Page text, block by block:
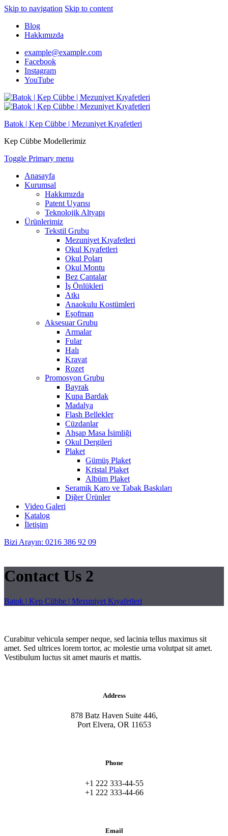
Skip to navigation Skip to content
Blog
Hakkımızda
example@example.com
Facebook
Instagram
YouTube
Batok | Kep Cübbe | Mezuniyet Kıyafetleri
Kep Cübbe Modellerimiz
Toggle Primary menu
Anasayfa
Kurumsal
Hakkımızda
Patent Uyarısı
Teknolojik Altyapı
Ürünlerimiz
Tekstil Grubu
Mezuniyet Kıyafetleri
Okul Kıyafetleri
Okul Poları
Okul Montu
Bez Çantalar
İş Önlükleri
Atkı
Anaokulu Kostümleri
Eşofman
Aksesuar Grubu
Armalar
Fular
Halı
Kravat
Rozet
Promosyon Grubu
Bayrak
Kupa Bardak
Madalya
Flash Bellekler
Cüzdanlar
Ahşap Masa İsimliği
Okul Dergileri
Plaket
Gümüş Plaket
Kristal Plaket
Albüm Plaket
Seramik Karo ve Tabak Baskıları
Diğer Ürünler
Video Galeri
Katalog
İletişim
Bizi Arayın: 0216 386 92 09
Contact Us 2
Batok | Kep Cübbe | Mezuniyet Kıyafetleri
Curabitur vehicula semper neque, sed lacinia tellus maximus sit
amet. Sed ultrices lorem tortor, ac molestie urna volutpat sit amet.
Vestibulum luctus sit amet mauris et mattis.
Address
878 Batz Haven Suite 446,
Port Elvera, OR 11653
Phone
+1 222 333-44-55
+1 222 333-44-66
Email